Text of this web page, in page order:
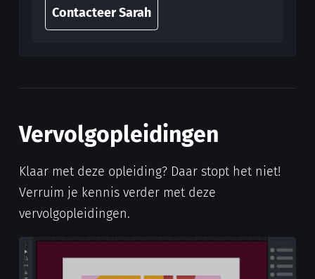
Contacteer Sarah
Vervolgopleidingen
Klaar met deze opleiding? Daar stopt het niet!
Verruim je kennis verder met deze
vervolgopleidingen.